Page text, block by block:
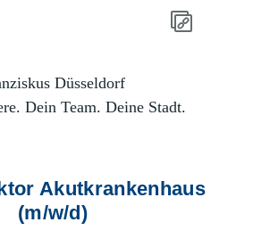
Düsseldorf
Dein Team. Deine Stadt.
Akutkrankenhaus
(m/w/d)